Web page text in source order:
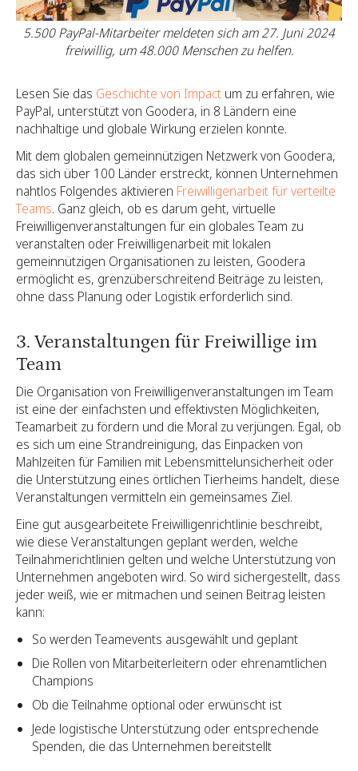
5.500 PayPal-Mitarbeiter meldeten sich am 27. Juni 2024
freiwillig, um 48.000 Menschen zu helfen.
Lesen Sie das Geschichte von Impact um zu erfahren, wie
PayPal, unterstützt von Goodera, in 8 Ländern eine
nachhaltige und globale Wirkung erzielen konnte.
Mit dem globalen gemeinnützigen Netzwerk von Goodera,
das sich über 100 Länder erstreckt, können Unternehmen
nahtlos Folgendes aktivieren Freiwilligenarbeit für verteilte
Teams. Ganz gleich, ob es darum geht, virtuelle
Freiwilligenveranstaltungen für ein globales Team zu
veranstalten oder Freiwilligenarbeit mit lokalen
gemeinnützigen Organisationen zu leisten, Goodera
ermöglicht es, grenzüberschreitend Beiträge zu leisten,
ohne dass Planung oder Logistik erforderlich sind.
3. Veranstaltungen für Freiwillige im
Team
Die Organisation von Freiwilligenveranstaltungen im Team
ist eine der einfachsten und effektivsten Möglichkeiten,
Teamarbeit zu fördern und die Moral zu verjüngen. Egal, ob
es sich um eine Strandreinigung, das Einpacken von
Mahlzeiten für Familien mit Lebensmittelunsicherheit oder
die Unterstützung eines örtlichen Tierheims handelt, diese
Veranstaltungen vermitteln ein gemeinsames Ziel.
Eine gut ausgearbeitete Freiwilligenrichtlinie beschreibt,
wie diese Veranstaltungen geplant werden, welche
Teilnahmerichtlinien gelten und welche Unterstützung von
Unternehmen angeboten wird. So wird sichergestellt, dass
jeder weiß, wie er mitmachen und seinen Beitrag leisten
kann:
So werden Teamevents ausgewählt und geplant
Die Rollen von Mitarbeiterleitern oder ehrenamtlichen
Champions
Ob die Teilnahme optional oder erwünscht ist
Jede logistische Unterstützung oder entsprechende
Spenden, die das Unternehmen bereitstellt